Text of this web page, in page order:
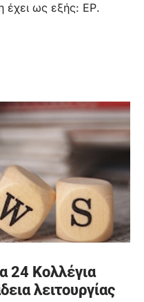
έχει ως εξής: ΕΡ.
24 Κολλέγια
λειτουργίας